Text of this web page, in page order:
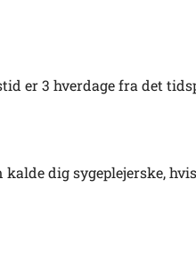
er 3 hverdage fra det
dig sygeplejerske,